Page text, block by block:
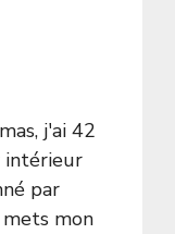
j'ai 42
intérieur
par
mets mon